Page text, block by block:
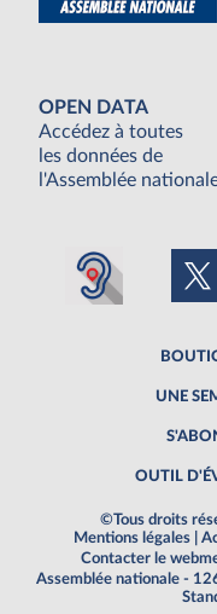
OPEN DATA
Accédez à toutes
les données de
l'Assemblée
UNE
OUTIL
©Tous droits
Mentions légales
Contacter le
Assemblée nationale -